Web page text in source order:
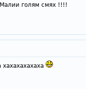
голям смях !!!!